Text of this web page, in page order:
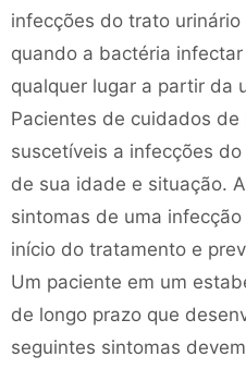
infecções do trato urinário
quando a bactéria
qualquer lugar a partir da
Pacientes de cuidados
suscetíveis a infecções
de sua idade e situação.
sintomas de uma
início do tratamento e
Um paciente em um
de longo prazo que
seguintes sintomas